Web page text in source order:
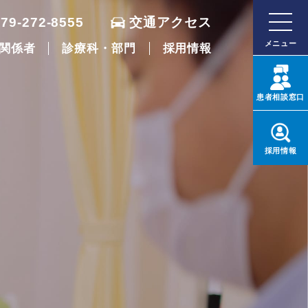
272-8555 交通アクセス
係者 診療科・部門 採用情報 メニュー
患者相談窓口
採用情報